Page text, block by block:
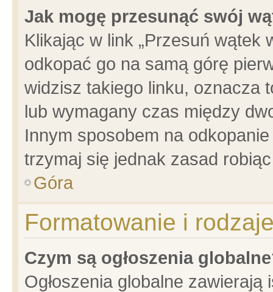
Jak mogę przesunąć swój
Klikając w link „Przesuń wątek
odkopać go na samą górę
widzisz takiego linku, oznacza
lub wymagany czas między
Innym sposobem na
trzymaj się jednak zasad
Góra
Formatowanie i
Czym są ogłoszenia
Ogłoszenia globalne